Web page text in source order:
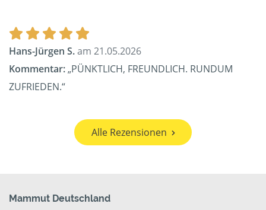
Hans-Jürgen S.am 21.05.2026
Kommentar:„PÜNKTLICH, FREUNDLICH. RUNDUM
ZUFRIEDEN.“
Alle Rezensionen
Mammut Deutschland